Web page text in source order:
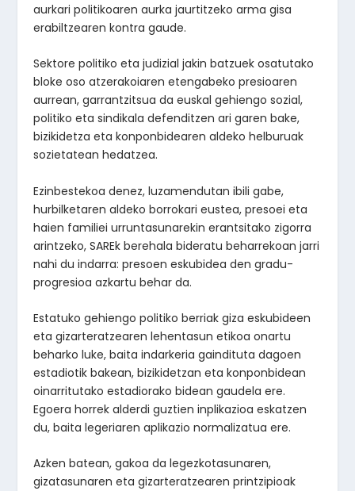
aurkari politikoaren aurka jaurtitzeko arma gisa
erabiltzearen kontra gaude.
Sektore politiko eta judizial jakin batzuek osatutako
bloke oso atzerakoiaren etengabeko presioaren
aurrean, garrantzitsua da euskal gehiengo sozial,
politiko eta sindikala defenditzen ari garen bake,
bizikidetza eta konponbidearen aldeko helburuak
sozietatean hedatzea.
Ezinbestekoa denez, luzamendutan ibili gabe,
hurbilketaren aldeko borrokari eustea, presoei eta
haien familiei urruntasunarekin erantsitako zigorra
arintzeko, SAREk berehala bideratu beharrekoan jarri
nahi du indarra: presoen eskubidea den gradu-
progresioa azkartu behar da.
Estatuko gehiengo politiko berriak giza eskubideen
eta gizarteratzearen lehentasun etikoa onartu
beharko luke, baita indarkeria gaindituta dagoen
estadiotik bakean, bizikidetzan eta konponbidean
oinarritutako estadiorako bidean gaudela ere.
Egoera horrek alderdi guztien inplikazioa eskatzen
du, baita legeriaren aplikazio normalizatua ere.
Azken batean, gakoa da legezkotasunaren,
gizatasunaren eta gizarteratzearen printzipioak